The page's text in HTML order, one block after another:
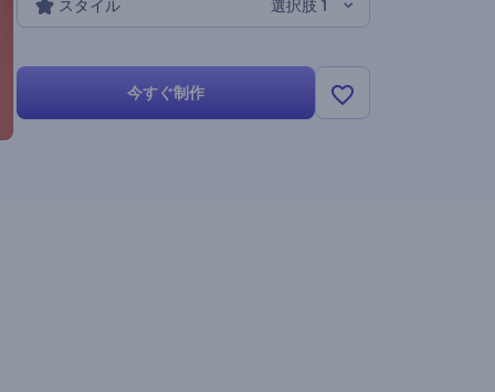
スタイル 選択肢 1
今すぐ制作